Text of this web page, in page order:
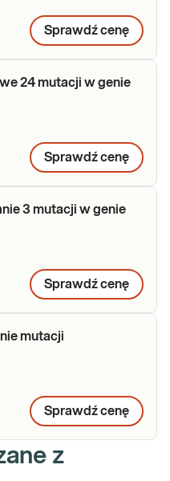
Sprawdź cenę
24 mutacji w genie
Sprawdź cenę
3 mutacji w genie
Sprawdź cenę
mutacji
Sprawdź cenę
z